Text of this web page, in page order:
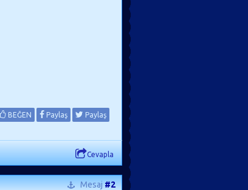
BEĞEN Paylaş Paylaş
Cevapla
Mesaj#2